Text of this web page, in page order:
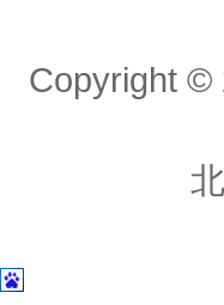
Copyright ©